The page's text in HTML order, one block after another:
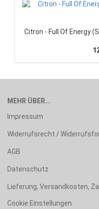
Citron - Full Of Energy
MEHR ÜBER...
Impressum
Widerrufsrecht /
AGB
Datenschutz
Lieferung, Versandkosten,
Cookie Einstellungen